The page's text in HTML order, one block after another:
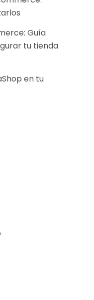
Guía
tu tienda
en tu